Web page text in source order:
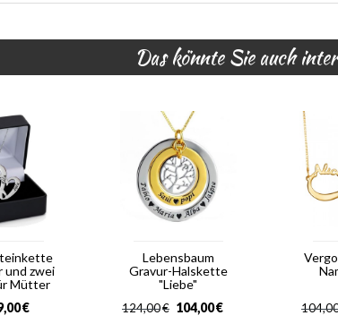
Das könnte Sie auch
und zwei
Mütter
€
Lebensbaum
Gravur-Halskette
"Liebe"
€
124,00 €
104,00